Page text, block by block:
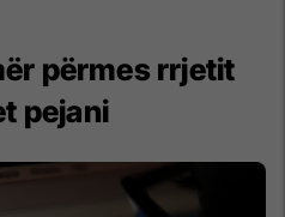
përmes rrjetit
pejani